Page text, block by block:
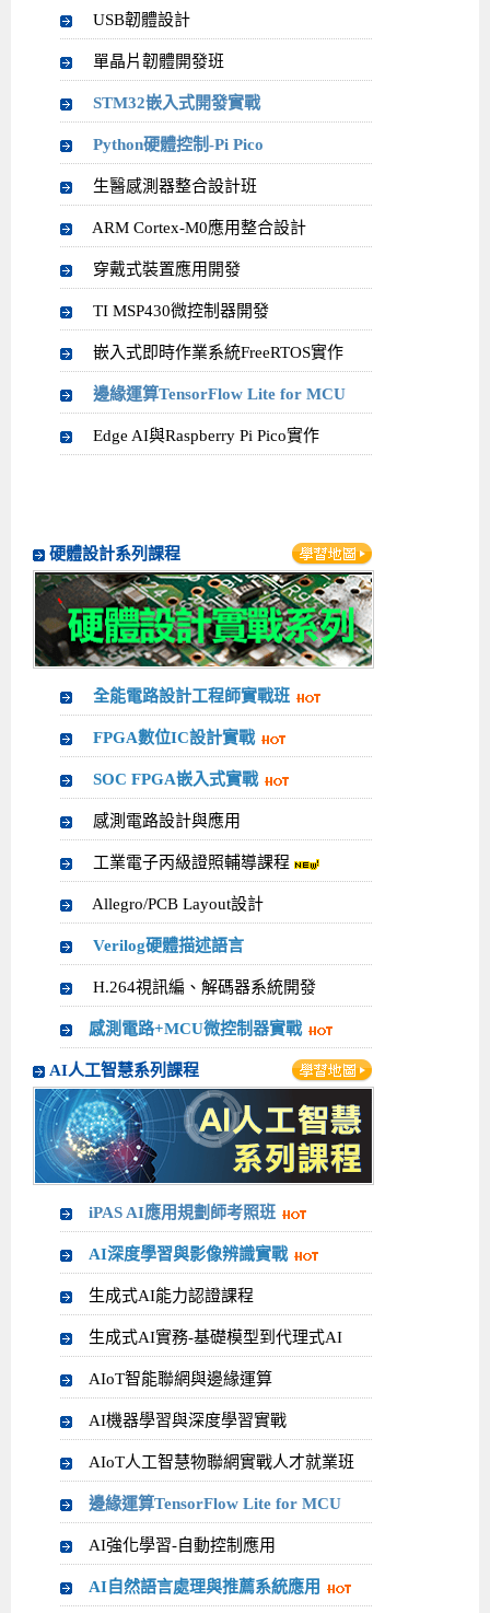
物聯網平台開發人才養成班(政府+企業雙重補助)
物聯網平台開發人才養成班
USB韌體設計
單晶片韌體開發班
STM32嵌入式開發實戰
Python硬體控制-Pi Pico
生醫感測器整合設計班
ARM Cortex-M0應用整合設計
穿戴式裝置應用開發
TI MSP430微控制器開發
嵌入式即時作業系統FreeRTOS實作
邊緣運算TensorFlow Lite for MCU
Edge AI與Raspberry Pi Pico實作
硬體設計系列課程
全能電路設計工程師實戰班
FPGA數位IC設計實戰
SOC FPGA嵌入式實戰
感測電路設計與應用
工業電子丙級證照輔導課程
Allegro/PCB Layout設計
Verilog硬體描述語言
H.264視訊編、解碼器系統開發
感測電路+MCU微控制器實戰
AI人工智慧系列課程
iPAS AI應用規劃師考照班
AI深度學習與影像辨識實戰
生成式AI能力認證課程
生成式AI實務-基礎模型到代理式AI
AIoT智能聯網與邊緣運算
AI機器學習與深度學習實戰
AIoT人工智慧物聯網實戰人才就業班
邊緣運算TensorFlow Lite for MCU
AI強化學習-自動控制應用
AI自然語言處理與推薦系統應用